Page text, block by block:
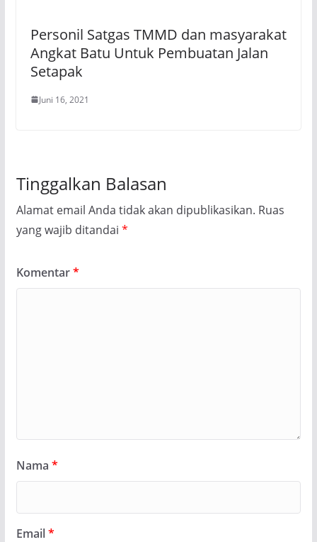
Personil Satgas TMMD dan masyarakat
Angkat Batu Untuk Pembuatan Jalan
Setapak
Juni 16, 2021
Tinggalkan Balasan
Alamat email Anda tidak akan dipublikasikan. Ruas
yang wajib ditandai *
Komentar*
Nama *
Email*